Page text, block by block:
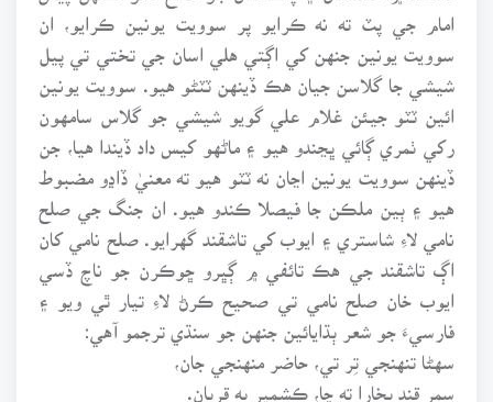
امام جي پٽ ته نه ڪرايو پر سوويت يونين ڪرايو، ان
سوويت يونين جنهن کي اڳتي هلي اسان جي تختي تي پيل
شيشي جا گلاسن جيان هڪ ڏينهن ٽٽڻو هيو. سوويت يونين
ائين ٽٽو جيئن غلام علي گويو شيشي جو گلاس سامهون
رکي ٺمري ڳائي ڀڃندو هيو ۽ ماڻهو کيس داد ڏيندا هيا، جن
ڏينهن سوويت يونين اڃان نه ٽٽو هيو ته معنيٰ ڏاڍو مضبوط
هيو ۽ ٻين ملڪن جا فيصلا ڪندو هيو. ان جنگ جي صلح
نامي لاءِ شاستري ۽ ايوب کي تاشقند گهرايو. صلح نامي کان
اڳ تاشقند جي هڪ تائفي ۾ ڳڀرو ڇوڪرن جو ناچ ڏسي
ايوب خان صلح نامي تي صحيح ڪرڻ لاءِ تيار ٿي ويو ۽
فارسيءَ جو شعر ٻڌايائين جنهن جو سنڌي ترجمو آهي:
سهڻا تنهنجي تِر تي، حاضر منهنجي جان،
سمر قند بخارا ته ڇا، ڪشمير به قربان.